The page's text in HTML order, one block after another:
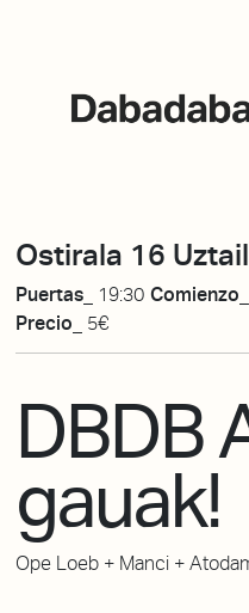
Ostirala 16
Puertas_ 19:30 Comienzo_
Precio_ 5€
DBDB
gauak!
Ope Loeb + Manci +